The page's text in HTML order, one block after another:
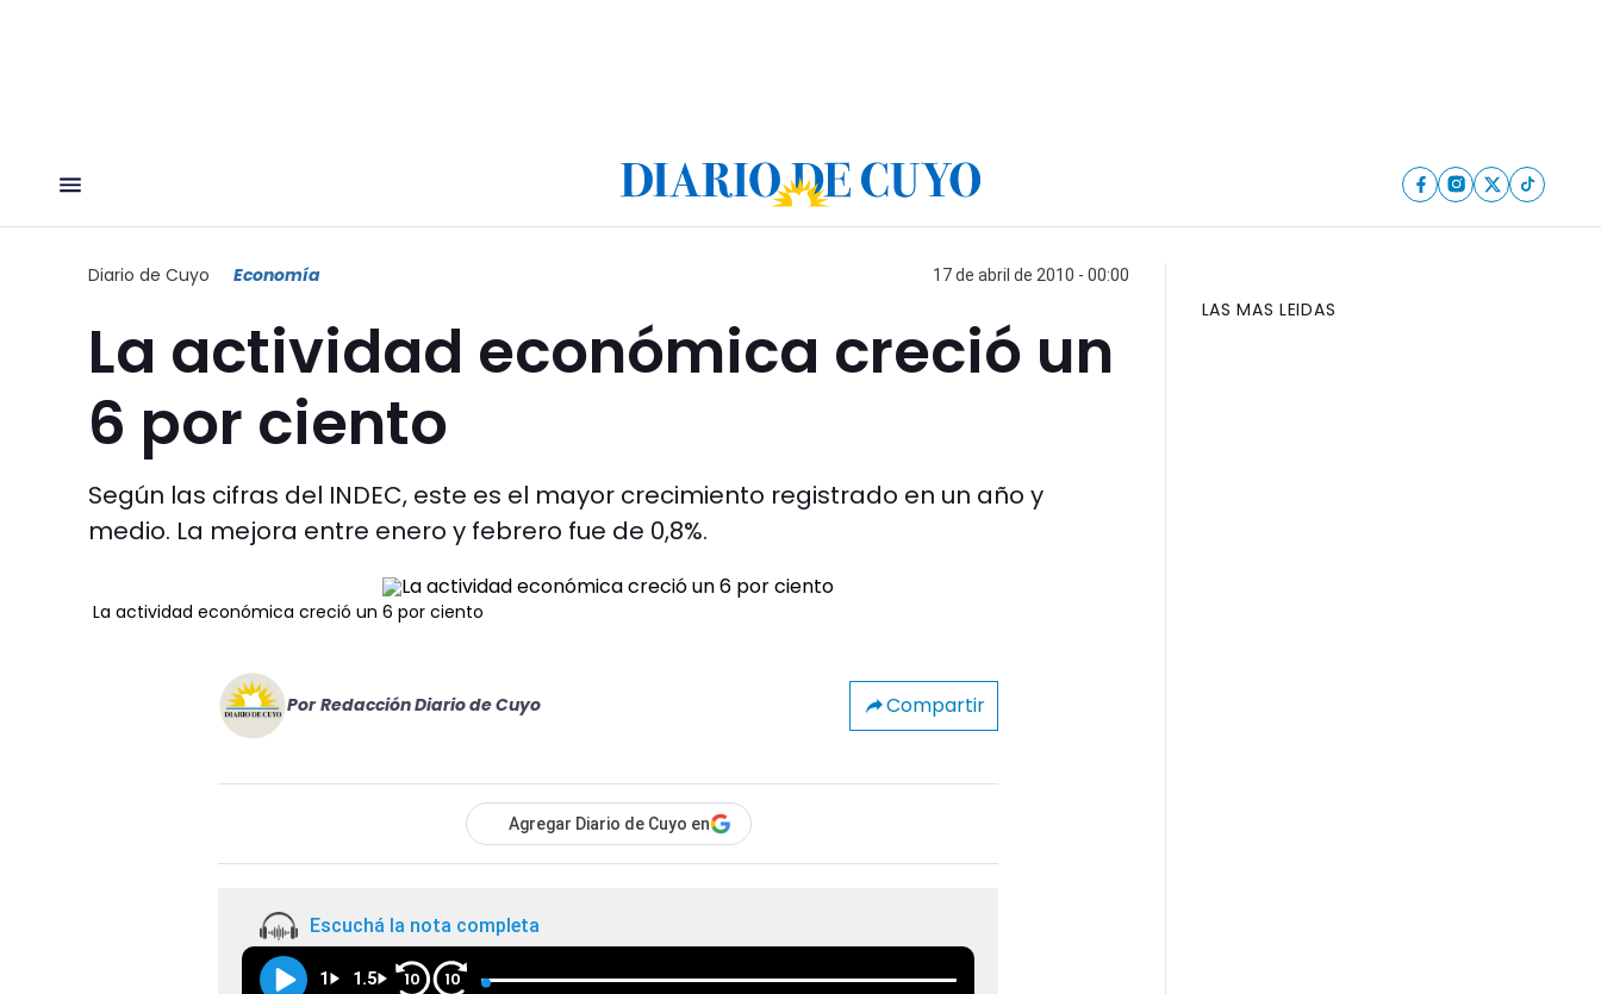
Diario de Cuyo Economía 17 de abril de 2010 - 00:00
La actividad económica creció un
6 por ciento
Según las cifras del INDEC, este es el mayor crecimiento registrado en un año y
medio. La mejora entre enero y febrero fue de 0,8%.
La actividad económica creció un 6 por ciento
Por Redacción Diario de Cuyo Compartir
Agregar Diario de Cuyo en
Escuchá la nota completa
1 1.5 10 10
LAS MAS LEIDAS